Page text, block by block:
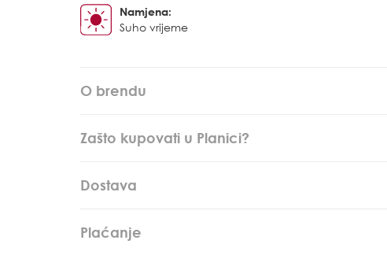
Namjena:
Suho vrijeme
O brendu
Zašto kupovati u Planici?
Dostava
Plaćanje